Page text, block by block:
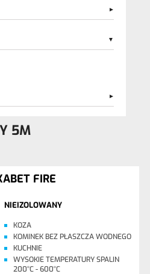
5M
FIRE
NIEIZOLOWANY
KOZA
KOMINEK BEZ PŁASZCZA WODNEGO
KUCHNIE
WYSOKIE TEMPERATURY SPALIN
200°C - 600°C